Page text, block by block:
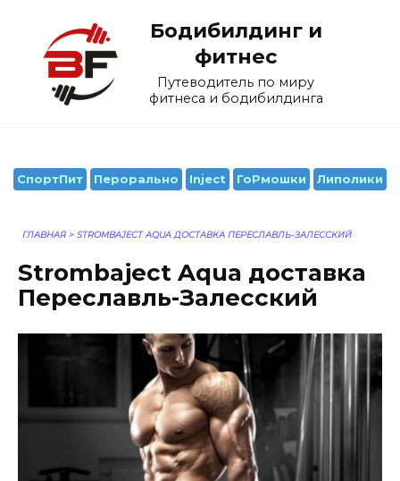
содержанию
Бодибилдинг и
фитнес
Путеводитель по миру
фитнеса и бодибилдинга
СпортПит Перорально Inject ГоРмошки Липолики
ГЛАВНАЯ > STROMBAJECT AQUA ДОСТАВКА ПЕРЕСЛАВЛЬ-ЗАЛЕССКИЙ
Strombaject Aqua доставка
Переславль-Залесский